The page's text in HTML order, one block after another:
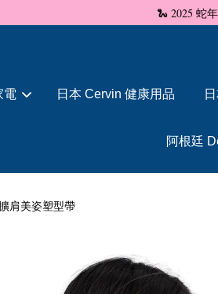
🐍 2025 蛇
電 日本 Cervin 健康用品
阿根廷
肩美姿塑型帶